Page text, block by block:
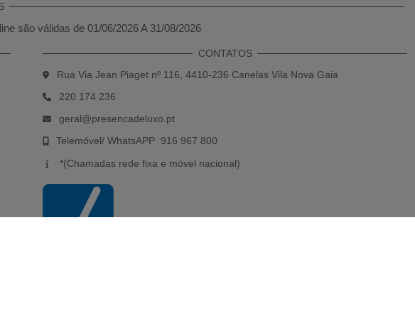
são válidas de 01/06/2026 A 31/08/2026
CONTATOS
Rua Via Jean Piaget nº 116, 4410-236 Canelas Vila Nova Gaia
220 174 236
geral@presencadeluxo.pt
Telemóvel/ WhatsAPP 916 967 800
*(Chamadas rede fixa e móvel nacional)